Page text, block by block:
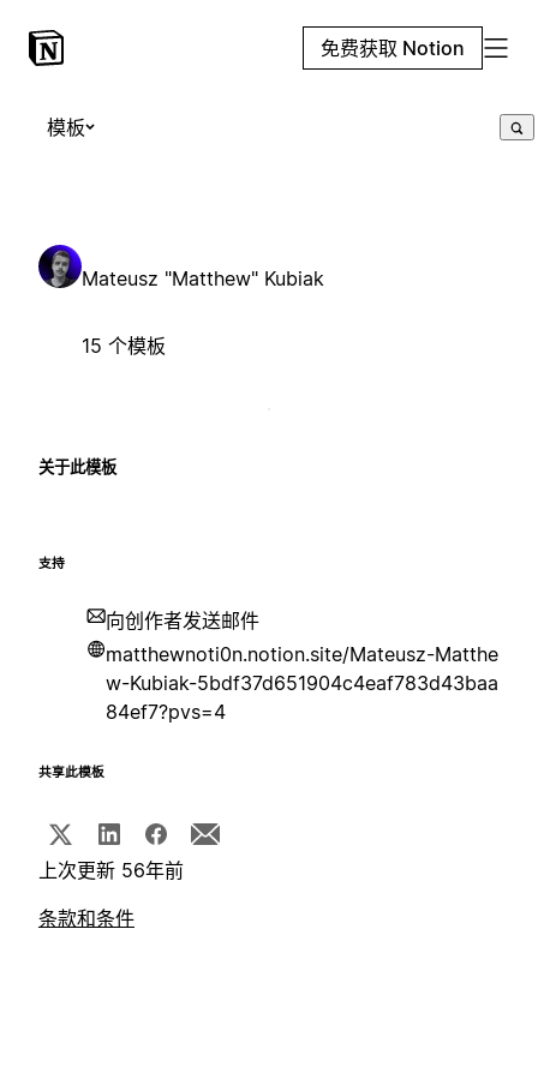
免费获取 Notion
模板
Mateusz "Matthew" Kubiak
15 个模板
关于此模板
支持
向创作者发送邮件
matthewnoti0n.notion.site/Mateusz-Matthe
w-Kubiak-5bdf37d651904c4eaf783d43baa
84ef7?pvs=4
共享此模板
上次更新 56年前
条款和条件